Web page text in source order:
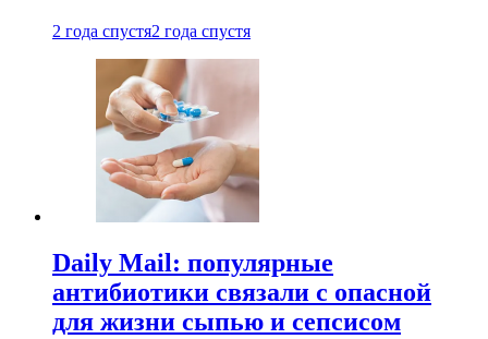
2 года спустя2 года спустя
Daily Mail: популярные
антибиотики связали с опасной
для жизни сыпью и сепсисом